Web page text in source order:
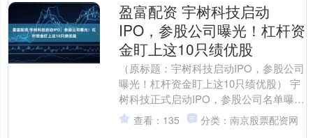
盈富配资 宇树科技启动
IPO，参股公司曝光！杠杆资
金盯上这10只绩优股
（原标题：宇树科技启动IPO，参股公司
曝光！杠杆资金盯上这10只绩优股） 宇
树科技正式启动IPO，参股公司名单曝
光。 7月18日，中国证监会官网显示，杭
州宇树科....
查看：135 分类：南京股票配资网